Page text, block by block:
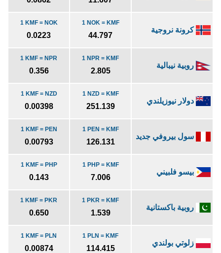
كرونة نروجية
1 NOK = KMF
44.797
1 KMF = NOK
0.0223
روبية نيبالية
1 NPR = KMF
2.805
1 KMF = NPR
0.356
دولار نيوزيلندي
1 NZD = KMF
251.139
1 KMF = NZD
0.00398
سول بيروفي جديد
1 PEN = KMF
126.131
1 KMF = PEN
0.00793
بيسو فلبيني
1 PHP = KMF
7.006
1 KMF = PHP
0.143
روبية باكستانية
1 PKR = KMF
1.539
1 KMF = PKR
0.650
زلوتي بولندي
1 PLN = KMF
114.415
1 KMF = PLN
0.00874